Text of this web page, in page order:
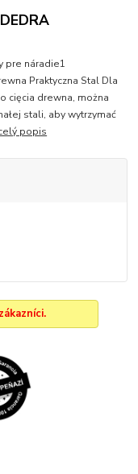
pre náradie1
Praktyczna Stal Dla
cięcia drewna, można
stali, aby wytrzymać
popis